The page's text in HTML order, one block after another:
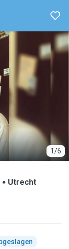
1/6
Utrecht